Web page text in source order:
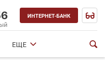
ИНТЕРНЕТ-БАНК
ЕЩЕ